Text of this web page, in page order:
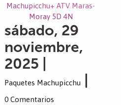
Machupicchu+ ATV Maras-
Moray 5D 4N
sábado, 29
noviembre,
2025 |
Paquetes Machupicchu
0 Comentarios